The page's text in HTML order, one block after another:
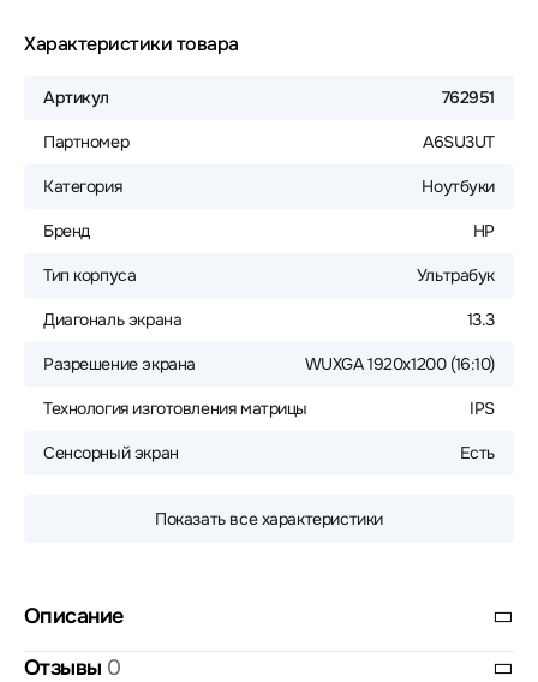
Характеристики товара
Артикул 762951
Партномер A6SU3UT
Категория Ноутбуки
Бренд HP
Тип корпуса Ультрабук
Диагональ экрана 13.3
Разрешение экрана WUXGA 1920x1200 (16:10)
Технология изготовления матрицы IPS
Сенсорный экран Есть
Показать все характеристики
Описание
Отзывы 0